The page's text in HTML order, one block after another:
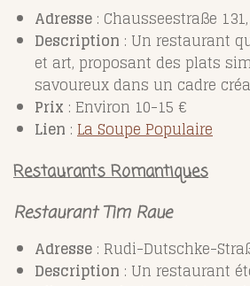
Adresse : Chausseestraße
Description : Un restaurant
et art, proposant des plats
savoureux dans un cadre
Prix : Environ 10-15 €
Lien : LaSoupePopulaire
Restaurants Romantiques
Restaurant Tim Raue
Adresse : Rudi-Dutschke-
Description : Un restaurant